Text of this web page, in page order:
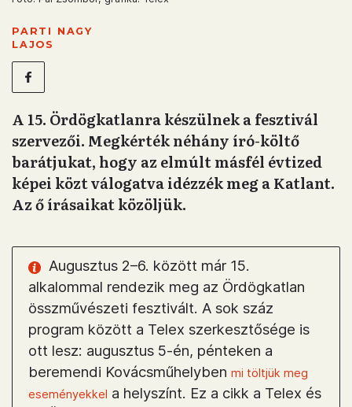
PARTI NAGY
LAJOS
A 15. Ördögkatlanra készülnek a fesztivál
szervezői. Megkérték néhány író-költő
barátjukat, hogy az elmúlt másfél évtized
képei közt válogatva idézzék meg a Katlant.
Az ő írásaikat közöljük.
Augusztus 2–6. között már 15.
alkalommal rendezik meg az Ördögkatlan
összművészeti fesztivált. A sok száz
program között a Telex szerkesztősége is
ott lesz: augusztus 5-én, pénteken a
beremendi Kovácsműhelyben mi töltjük meg
eseményekkel a helyszínt. Ez a cikk a Telex és